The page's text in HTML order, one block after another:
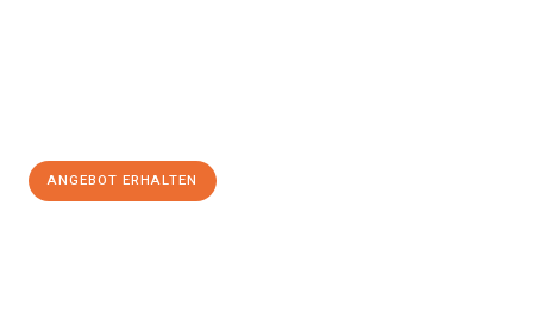
ANGEBOT ERHALTEN